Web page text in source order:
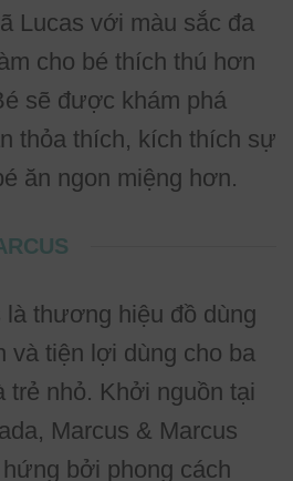
Lucas với màu sắc đa
cho bé thích thú hơn
sẽ được khám phá
thỏa thích, kích thích sự
ăn ngon miệng hơn.
là thương hiệu đồ dùng
và tiện lợi dùng cho ba
trẻ nhỏ. Khởi nguồn tại
Marcus & Marcus
bởi phong cách